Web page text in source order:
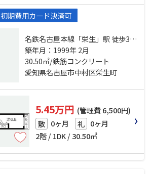
初期費用カード決済可
名鉄名古屋本線「栄生」駅 徒歩3分
名古屋市営東山線「亀島」駅 徒歩
11分 名古屋市営東山線「名古屋」
駅 徒歩24分
築年月：1999年 2月
30.50㎡/鉄筋コンクリート
愛知県名古屋市中村区栄生町
5.45万円 (管理費 6,500円)
敷 0ヶ月 礼 0ヶ月
2階 / 1DK / 30.50㎡